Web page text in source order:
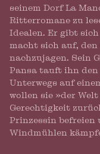
seinem Dorf La
Ritterromane zu
Idealen. Er gibt
macht sich auf, den
nachzujagen. Sein
Pansa tauft ihn
Unterwegs auf
wollen sie »der
Gerechtigkeit
Prinzessin befreien
Windmühlen